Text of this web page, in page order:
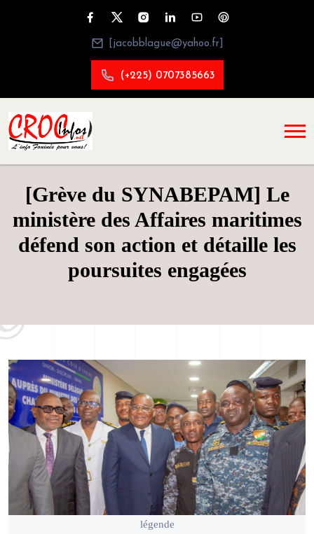
[jacobblague@yahoo.fr]
(+225) 0707385663
[Grève du SYNABEPAM] Le
ministère des Affaires maritimes
défend son action et détaille les
poursuites engagées
légende